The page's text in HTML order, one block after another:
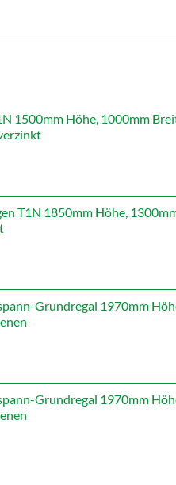
1500mm Höhe, 1000mm
T1N 1850mm Höhe,
Grundregal 1970mm
Grundregal 1970mm